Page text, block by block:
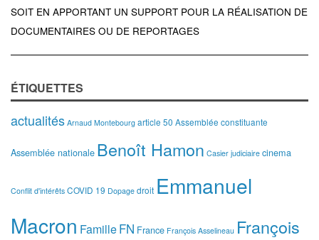
SOIT EN APPORTANT UN SUPPORT POUR LA RÉALISATION DE
DOCUMENTAIRES OU DE REPORTAGES
ÉTIQUETTES
actualités Arnaud Montebourg article 50 Assemblée constituante
Assemblée nationale Benoît Hamon Casier judiciaire cinema
Conflit d'intérêts COVID 19 Dopage droit Emmanuel
Macron FamilleFN France François Asselineau François